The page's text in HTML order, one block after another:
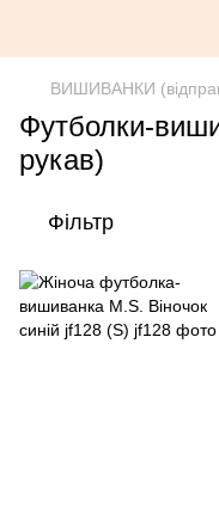
ВИШИВАНКИ
Футболки-
рукав)
Фільтр